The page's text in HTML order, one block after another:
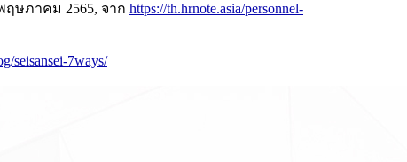
ฤษภาคม 2565, จาก https://th.hrnote.asia/personnel-
seisansei-7ways/